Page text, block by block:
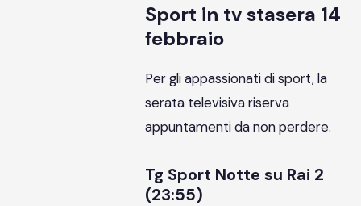
Sport in tv stasera 14
febbraio
Per gli appassionati di sport, la
serata televisiva riserva
appuntamenti da non perdere.
Tg Sport Notte su Rai 2
(23:55)